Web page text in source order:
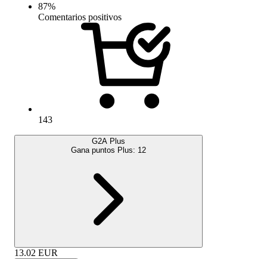
87%
Comentarios positivos
143
G2A Plus
Gana puntos Plus: 12
13.02 EUR